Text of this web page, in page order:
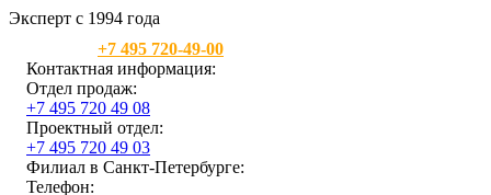
Эксперт с 1994 года
+7 495 720-49-00
Контактная информация:
Отдел продаж:
+7 495 720 49 08
Проектный отдел:
+7 495 720 49 03
Филиал в Санкт-Петербурге:
Телефон: